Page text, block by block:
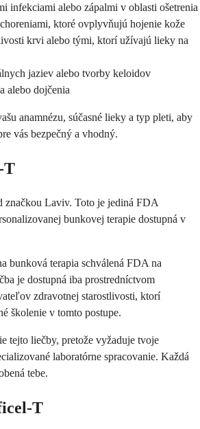
infekciami alebo zápalmi v oblasti ošetrenia
ktoré ovplyvňujú hojenie kože
krvi alebo tými, ktorí užívajú lieky na
jaziev alebo tvorby keloidov
alebo dojčenia
anamnézu, súčasné lieky a typ pleti, aby
vás bezpečný a vhodný.
T
značkou Laviv. Toto je jediná FDA
bunkovej terapie dostupná v
bunková terapia schválená FDA na
je dostupná iba prostredníctvom
zdravotnej starostlivosti, ktorí
školenie v tomto postupe.
tejto liečby, pretože vyžaduje tvoje
laboratórne spracovanie. Každá
tebe.
T